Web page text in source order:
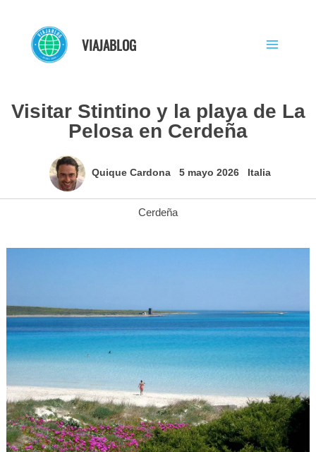
contenido
VIAJABLOG
Visitar Stintino y la playa de La
Pelosa en Cerdeña
Quique Cardona 5 mayo 2026 Italia
Cerdeña